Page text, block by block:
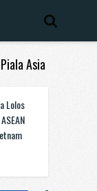
Asia
Lolos